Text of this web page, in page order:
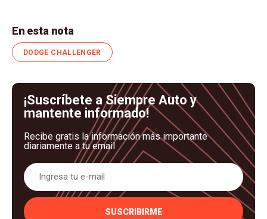
En esta nota
DODGE CHALLENGER
¡Suscríbete a Siempre Auto y
mantente informado!
Recibe gratis la información más importante
diariamente a tu email
SUSCRIBIRME